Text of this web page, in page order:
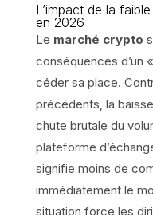
L’impact de la
en 2026
Le marché crypto
conséquences d’un
céder sa place.
précédents, la
chute brutale du
plateforme
signifie moins de
immédiatement le
situation force les